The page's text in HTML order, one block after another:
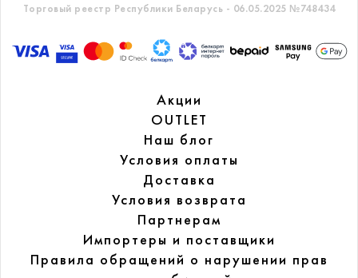
Торговый реестр Республики Беларусь - 06.05.2025 №748434
Акции
OUTLET
Наш блог
Условия оплаты
Доставка
Условия возврата
Партнерам
Импортеры и поставщики
Правила обращений о нарушении прав